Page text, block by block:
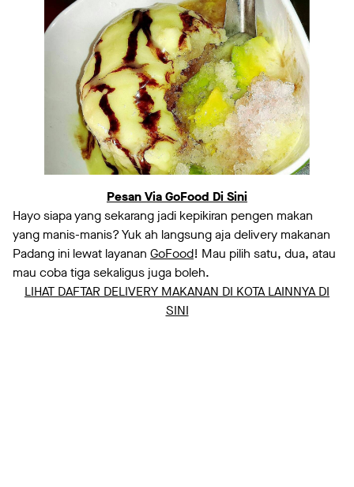
Pesan Via GoFood Di Sini
Hayo siapa yang sekarang jadi kepikiran pengen makan
yang manis-manis? Yuk ah langsung aja delivery makanan
Padang ini lewat layanan GoFood! Mau pilih satu, dua, atau
mau coba tiga sekaligus juga boleh.
LIHAT DAFTAR DELIVERY MAKANAN DI KOTA LAINNYA DI
SINI